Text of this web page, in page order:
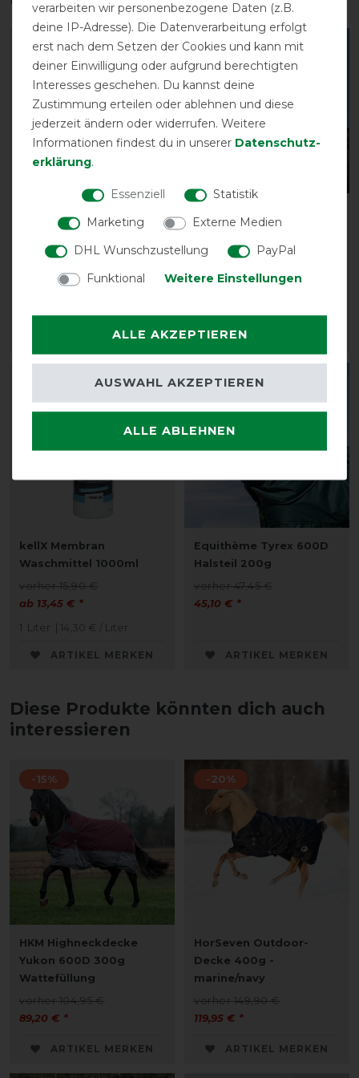
-10%
für Pferdedecken -
1000ml
17,80 € *
ARTIKEL MERKEN
-5%
Halsteil 200g
vorher 47,45 €
ARTIKEL MERKEN
kellX Membran
Waschmittel 1000ml
vorher 15,90 €
ab 13,45 € *
1 Liter | 14,30 € / Liter
ARTIKEL MERKEN
-5%
Equithème Tyrex 600D
Halsteil 200g
vorher 47,45 €
45,10 € *
ARTIKEL MERKEN
Diese Produkte könnten dich auch
interessieren
-15%
HKM Highneckdecke
Yukon 600D 300g
Wattefüllung
vorher 104,95 €
89,20 € *
ARTIKEL MERKEN
-20%
HorSeven Outdoor-
Decke 400g -
marine/navy
vorher 149,90 €
119,95 € *
ARTIKEL MERKEN
verarbeiten wir personenbezogene Daten (z.B.
deine IP-Adresse). Die Datenverarbeitung erfolgt
erst nach dem Setzen der Cookies und kann mit
deiner Einwilligung oder aufgrund berechtigten
Interesses geschehen. Du kannst deine
Zustimmung erteilen oder ablehnen und diese
jederzeit ändern oder widerrufen. Weitere
Informationen findest du in unserer Daten­schutz­
erklärung.
Essenziell
Statistik
Marketing
Externe Medien
DHL Wunschzustellung
PayPal
Funktional
Weitere Einstellungen
ALLE AKZEPTIEREN
ALLE ABLEHNEN
AUSWAHL AKZEPTIEREN